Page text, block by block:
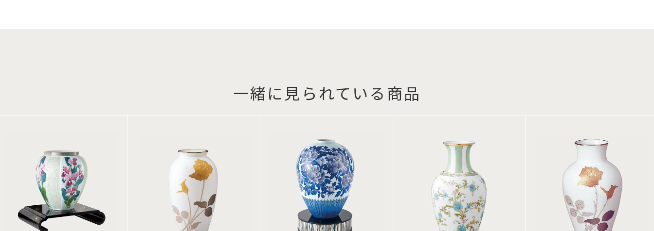
一緒に見られている商品